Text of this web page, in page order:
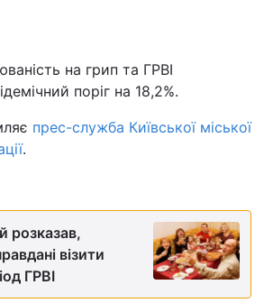
на грип та ГРВІ
поріг на 18,2%.
прес-служба Київської міської
.
розказав,
візити
ГРВІ